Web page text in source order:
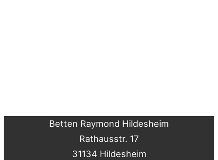
Betten Raymond Hildesheim
Rathausstr. 17
31134 Hildesheim